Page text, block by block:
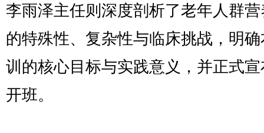
李雨泽主任则深度剖析了老年人群
的特殊性、复杂性与临床挑战，明
训的核心目标与实践意义，并正式
开班。